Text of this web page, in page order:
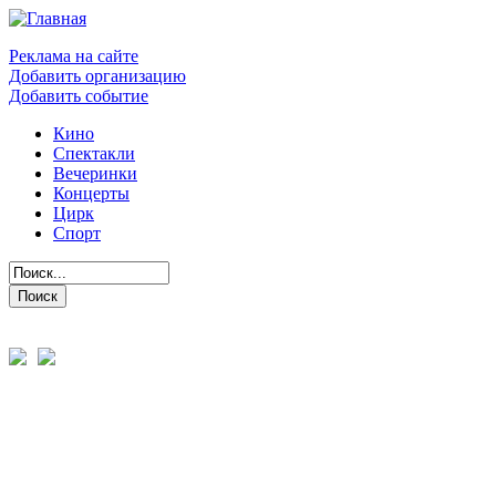
Реклама на сайте
Добавить организацию
Добавить событие
Кино
Спектакли
Вечеринки
Концерты
Цирк
Спорт